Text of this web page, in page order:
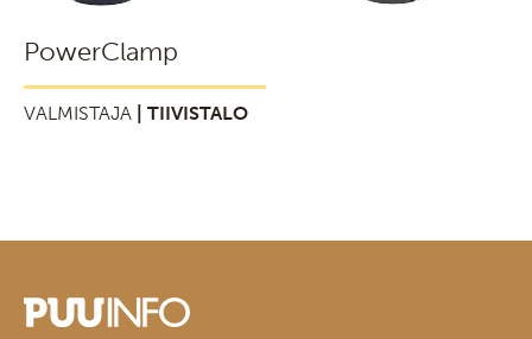
PowerClamp
VALMISTAJA | TIIVISTALO